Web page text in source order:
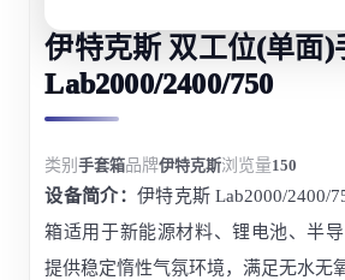
伊特克斯 双工位(单面)
Lab2000/2400/750
类别手套箱品牌伊特克斯浏览量150
设备简介： 伊特克斯 Lab2000/2400/
箱适用于新能源材料、锂电池、半
提供稳定惰性气氛环境，满足无水无